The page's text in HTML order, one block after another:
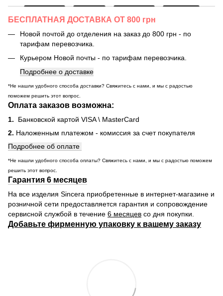
БЕСПЛАТНАЯ ДОСТАВКА ОТ 800 грн
Новой почтой до отделения на заказ до 800 грн - по
тарифам перевозчика.
Курьером Новой почты - по тарифам перевозчика.
Подробнее о доставке
*Не нашли удобного способа доставки? Свяжитесь с нами, и мы с радостью
поможем решить этот вопрос.
Оплата заказов возможна:
1. Банковской картой VISA \ MasterCard
2. Наложенным платежом - комиссия за счет покупателя
Подробнее об оплате
*Не нашли удобного способа оплаты? Свяжитесь с нами, и мы с радостью поможем
решить этот вопрос.
Гарантия 6 месяцев
На все изделия Sincera приобретенные в интернет-магазине и
розничной сети предоставляется гарантия и сопровождение
сервисной службой в течение 6 месяцев со дня покупки.
Добавьте фирменную упаковку к вашему заказу